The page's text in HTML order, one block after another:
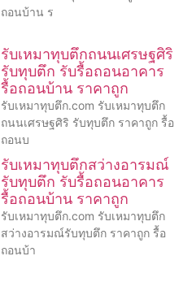
ถอนบ้าน ร
รับเหมาทุบตึกถนนเศรษฐศิริ
รับทุบตึก รับรื้อถอนอาคาร
รื้อถอนบ้าน ราคาถูก
รับเหมาทุบตึก.com รับเหมาทุบตึก
ถนนเศรษฐศิริ รับทุบตึก ราคาถูก รื้อ
ถอนบ
รับเหมาทุบตึกสว่างอารมณ์
รับทุบตึก รับรื้อถอนอาคาร
รื้อถอนบ้าน ราคาถูก
รับเหมาทุบตึก.com รับเหมาทุบตึก
สว่างอารมณ์รับทุบตึก ราคาถูก รื้อ
ถอนบ้า